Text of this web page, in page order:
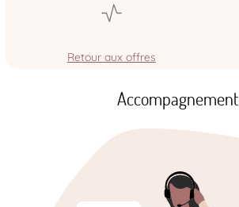
Retour aux offres
Accompagnement